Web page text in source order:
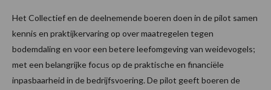
Het Collectief en de deelnemende boeren doen in de pilot samen
kennis en praktijkervaring op over maatregelen tegen
bodemdaling en voor een betere leefomgeving van weidevogels;
met een belangrijke focus op de praktische en financiële
inpasbaarheid in de bedrijfsvoering. De pilot geeft boeren de